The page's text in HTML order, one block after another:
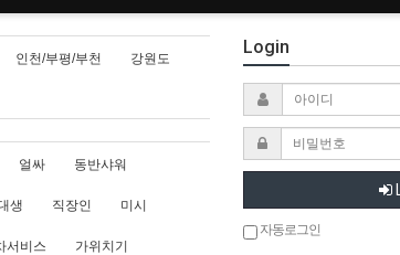
인천/부평/부천 강원도
얼싸 동반샤워
생 직장인 미시
서비스 가위치기
Login
자동로그인